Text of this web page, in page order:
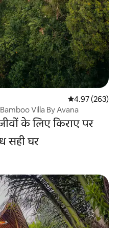
औसत रेटिंग 5 में से
4.97 (263)
Villa By Avana
के लिए किराए पर
सही घर